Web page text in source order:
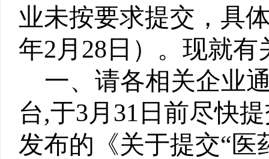
业未按要求提交 ， 具
年2月28日）。现就
一、 请各相关企业
台,于3月 31 日前尽快
发布的《关于提交“